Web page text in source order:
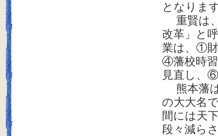
となりま
重賢は、
改革」と
業は、①
④藩校時
見直し、
熊本藩
の大大名
間には天
段々減ら